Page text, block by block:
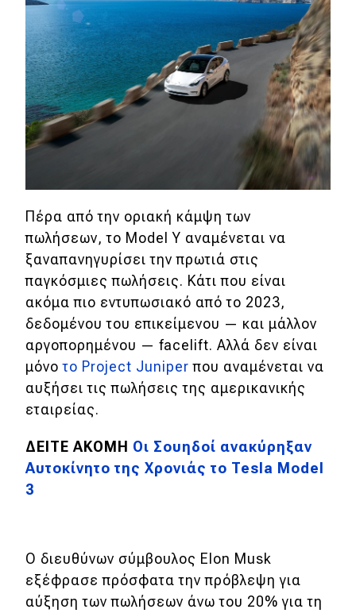
eDRIVE
DRIVE USED
Πέρα από την οριακή κάμψη των
πωλήσεων, το Model Y αναμένεται να
ξαναπανηγυρίσει την πρωτιά στις
παγκόσμιες πωλήσεις. Κάτι που είναι
ακόμα πιο εντυπωσιακό από το 2023,
δεδομένου του επικείμενου — και μάλλον
αργοπορημένου — facelift. Αλλά δεν είναι
μόνοτο Project Juniper που αναμένεται να
αυξήσει τις πωλήσεις της αμερικανικής
εταιρείας.
ΔΕΙΤΕ ΑΚΟΜΗ Οι Σουηδοί ανακύρηξαν
Αυτοκίνητο της Χρονιάς το Tesla Model
3
Ο διευθύνων σύμβουλος Elon Musk
εξέφρασε πρόσφατα την πρόβλεψη για
αύξηση των πωλήσεων άνω του 20% για τη